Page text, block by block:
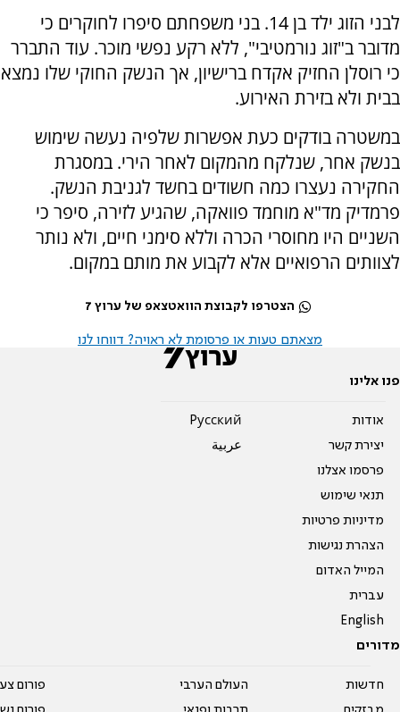
לבני הזוג ילד בן 14. בני משפחתם סיפרו לחוקרים כי
מדובר ב"זוג נורמטיבי", ללא רקע נפשי מוכר. עוד התברר
כי רוסלן החזיק אקדח ברישיון, אך הנשק החוקי שלו נמצא
בבית ולא בזירת האירוע.
במשטרה בודקים כעת אפשרות שלפיה נעשה שימוש
בנשק אחר, שנלקח מהמקום לאחר הירי. במסגרת
החקירה נעצרו כמה חשודים בחשד לגניבת הנשק.
פרמדיק מד"א מוחמד פוואקה, שהגיע לזירה, סיפר כי
השניים היו מחוסרי הכרה וללא סימני חיים, ולא נותר
לצוותים הרפואיים אלא לקבוע את מותם במקום.
הצטרפו לקבוצת הוואטצאפ של ערוץ 7
מצאתם טעות או פרסומת לא ראויה? דווחו לנו
פנו אלינו
אודות
יצירת קשר
פרסמו אצלנו
תנאי שימוש
מדיניות פרטיות
הצהרת נגישות
המייל האדום
עברית
English
Pусский
عربية
מדורים
חדשות
העולם הערבי
פורום